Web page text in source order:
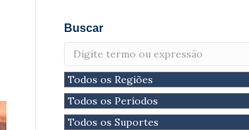
Buscar